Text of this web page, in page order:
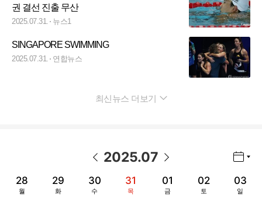
권 결선 진출 무산
2025.07.31. 뉴스1
SINGAPORE SWIMMING
2025.07.31. 연합뉴스
최신뉴스 더보기
2025.07
28
월
29
화
30
수
31
목
01
금
02
토
03
일